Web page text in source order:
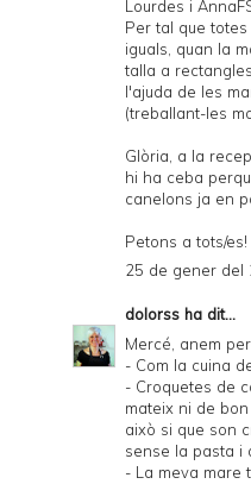
Lourdes i
Per tal que
iguals, quan la
talla a
l'ajuda de les
(treballant-les
Glòria, a la
hi ha ceba
canelons ja en
Petons a tots/es!
25 de gener del
dolorss ha dit...
Mercé, anem
- Com la cuina
- Croquetes de
mateix ni de
això si que son
sense la pasta i
- La meva mare